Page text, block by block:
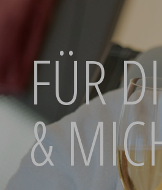
FÜR
&